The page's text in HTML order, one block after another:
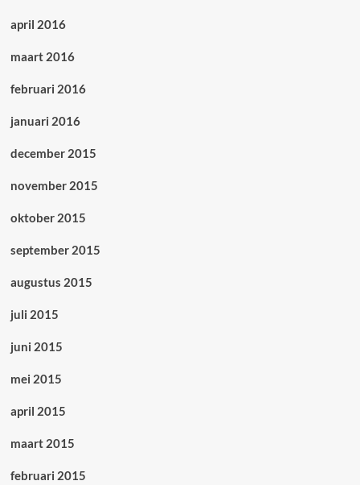
april 2016
maart 2016
februari 2016
januari 2016
december 2015
november 2015
oktober 2015
september 2015
augustus 2015
juli 2015
juni 2015
mei 2015
april 2015
maart 2015
februari 2015